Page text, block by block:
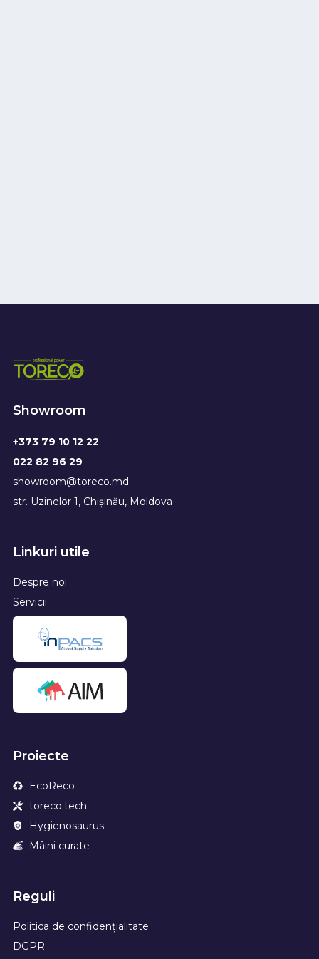
Showroom
+373 79 10 12 22
022 82 96 29
showroom@toreco.md
str. Uzinelor 1, Chișinău, Moldova
Linkuri utile
Despre noi
Servicii
Proiecte
EcoReco
toreco.tech
Hygienosaurus
Mâini curate
Reguli
Politica de confidențialitate
DGPR